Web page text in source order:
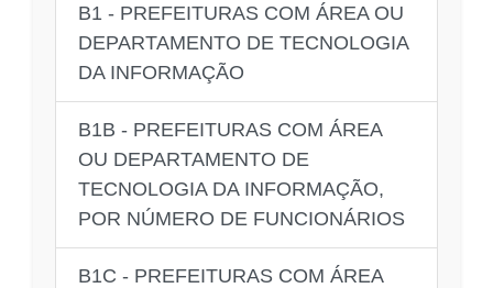
B1 - PREFEITURAS COM ÁREA OU
DEPARTAMENTO DE TECNOLOGIA
DA INFORMAÇÃO
B1B - PREFEITURAS COM ÁREA
OU DEPARTAMENTO DE
TECNOLOGIA DA INFORMAÇÃO,
POR NÚMERO DE FUNCIONÁRIOS
B1C - PREFEITURAS COM ÁREA